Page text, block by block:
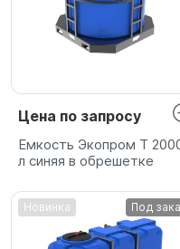
Цена по запросу
Емкость Экопром T
л синяя в обрешетке
Новинка Под